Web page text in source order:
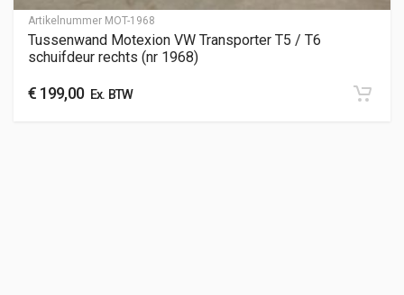
Artikelnummer MOT-1968
Tussenwand Motexion VW Transporter T5 / T6
schuifdeur rechts (nr 1968)
€ 199,00Ex. BTW